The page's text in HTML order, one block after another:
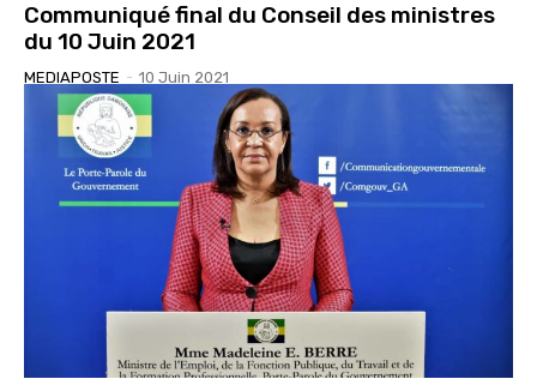
Communiqué final du Conseil des ministres
du 10 Juin 2021
MEDIAPOSTE - 10 Juin 2021